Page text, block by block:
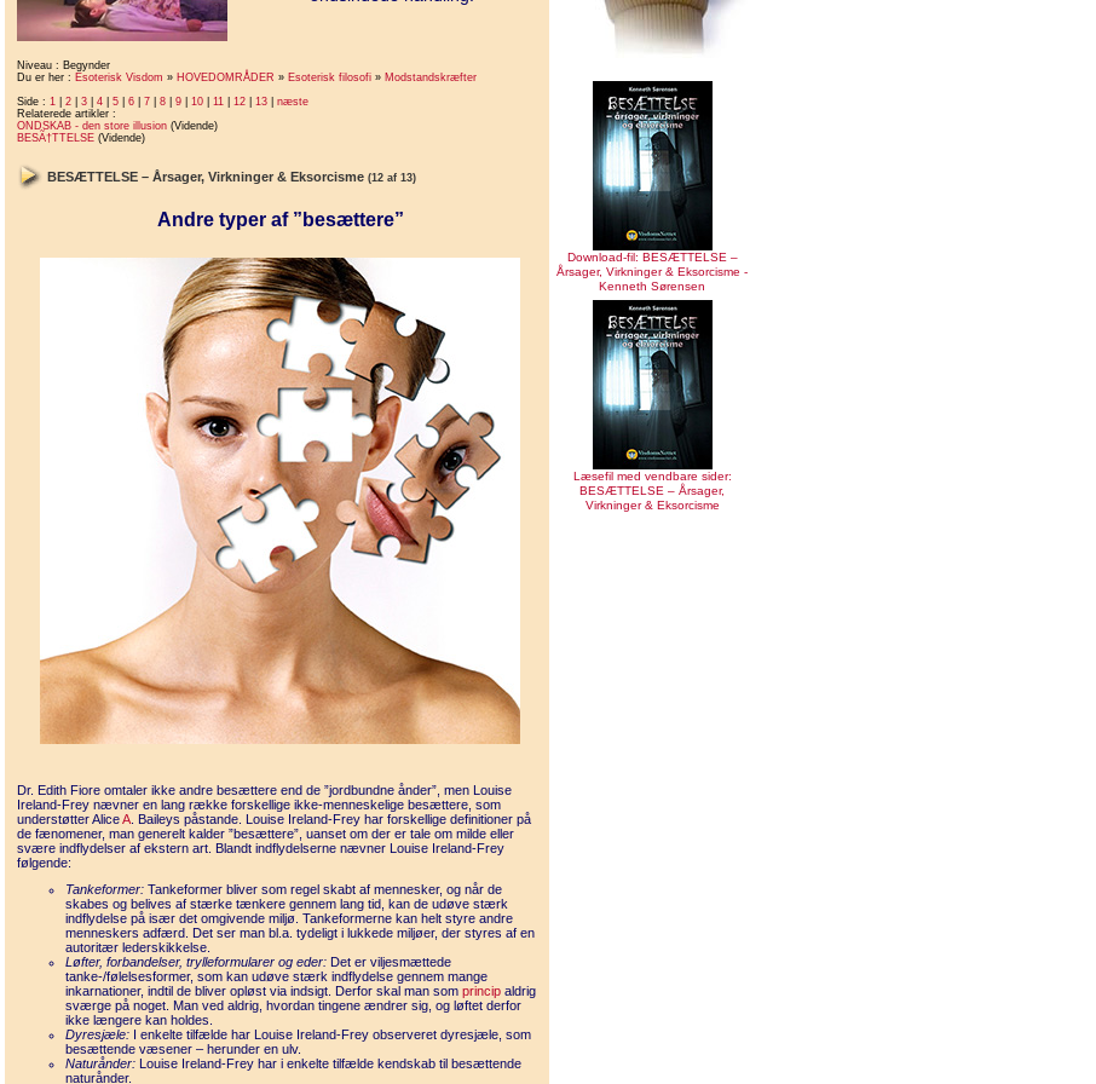
Niveau : Begynder
Du er her : Esoterisk Visdom » HOVEDOMRÅDER » Esoterisk filosofi » Modstandskræfter
Side : 1 2 3 4 5 6 7 8 9 10 11 12 13
næste
Relaterede artikler :
ONDSKAB - den store illusion (Vidende)
BESÃ†TTELSE (Vidende)
BESÆTTELSE – Årsager, Virkninger & Eksorcisme (12 af 13)
Andre typer af ”besættere”
Dr. Edith Fiore omtaler ikke andre besættere end de ”jordbundne ånder”, men Louise
Ireland-Frey nævner en lang række forskellige ikke-menneskelige besættere, som
understøtter AliceA . Baileys påstande. Louise Ireland-Frey har forskellige definitioner på
de fænomener, man generelt kalder ”besættere”, uanset om der er tale om milde eller
svære indflydelser af ekstern art. Blandt indflydelserne nævner Louise Ireland-Frey
følgende:
Tankeformer: Tankeformer bliver som regel skabt af mennesker, og når de
skabes og belives af stærke tænkere gennem lang tid, kan de udøve stærk
indflydelse på især det omgivende miljø. Tankeformerne kan helt styre andre
menneskers adfærd. Det ser man bl.a. tydeligt i lukkede miljøer, der styres af en
autoritær lederskikkelse.
Løfter, forbandelser, trylleformularer og eder: Det er viljesmættede
tanke-/følelsesformer, som kan udøve stærk indflydelse gennem mange
inkarnationer, indtil de bliver opløst via indsigt. Derfor skal man som princip aldrig
sværge på noget. Man ved aldrig, hvordan tingene ændrer sig, og løftet derfor
ikke længere kan holdes.
Dyresjæle: I enkelte tilfælde har Louise Ireland-Frey observeret dyresjæle, som
besættende væsener – herunder en ulv.
Naturånder: Louise Ireland-Frey har i enkelte tilfælde kendskab til besættende
naturånder.
Download-fil: BESÆTTELSE –
Årsager, Virkninger & Eksorcisme -
Kenneth Sørensen
Læsefil med vendbare sider:
BESÆTTELSE – Årsager,
Virkninger & Eksorcisme